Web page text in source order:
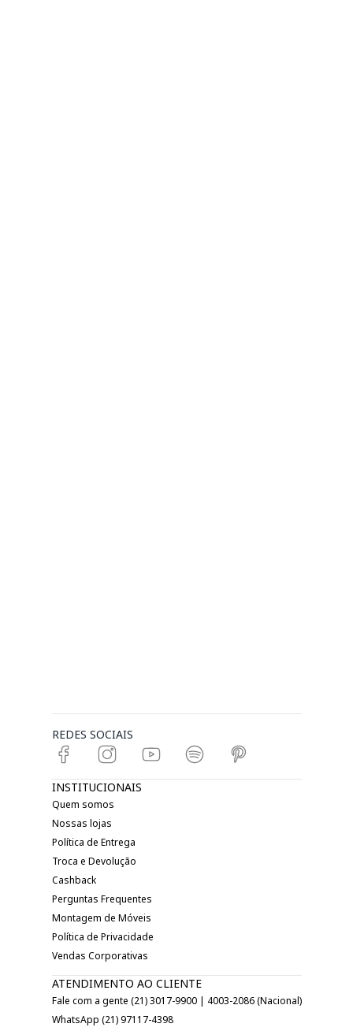
REDES SOCIAIS
INSTITUCIONAIS
Quem somos
Nossas lojas
Política de Entrega
Troca e Devolução
Cashback
Perguntas Frequentes
Montagem de Móveis
Política de Privacidade
Vendas Corporativas
ATENDIMENTO AO CLIENTE
Fale com a gente (21) 3017-9900 | 4003-2086 (Nacional)
WhatsApp (21) 97117-4398